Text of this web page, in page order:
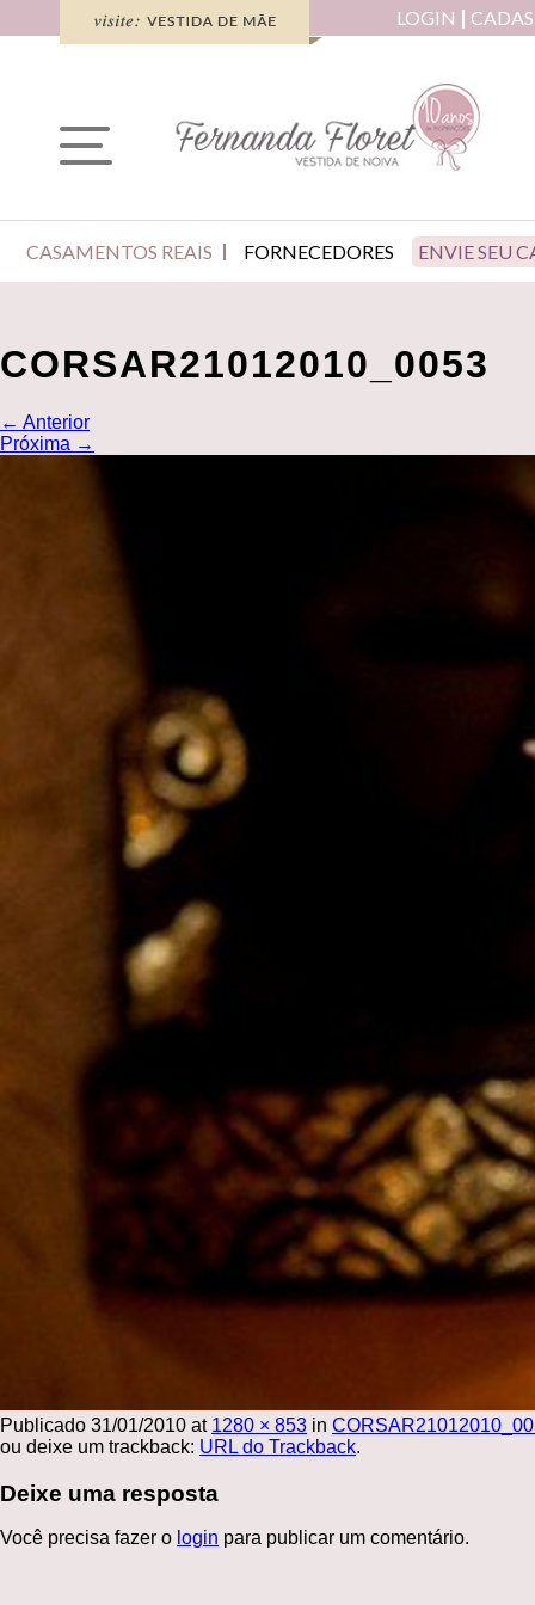
LOGIN
CASAMENTOS REAIS FORNECEDORES ENVIE SEU
CORSAR21012010_0053
← Anterior
Próxima →
Publicado 31/01/2010 at 1280 × 853 in
ou deixe um trackback: URL do Trackback.
Deixe uma resposta
Você precisa fazer o login para publicar um comentário.